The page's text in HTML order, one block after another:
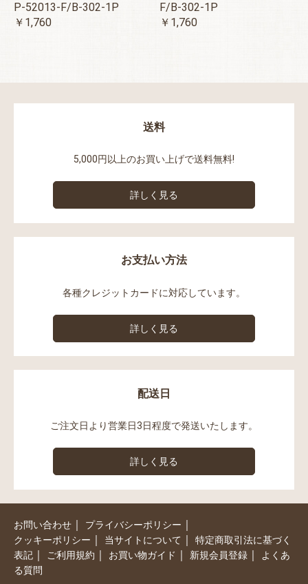
P-52013-F/B-302-1P
￥1,760
F/B-302-1P
￥1,760
送料
5,000円以上のお買い上げで送料無料!
詳しく見る
お支払い方法
各種クレジットカードに対応しています。
詳しく見る
配送日
ご注文日より営業日3日程度で発送いたします。
詳しく見る
お問い合わせ ｜ プライバシーポリシー ｜
クッキーポリシー ｜ 当サイトについて ｜ 特定商取引法に基づく
表記 ｜ ご利用規約 ｜ お買い物ガイド ｜ 新規会員登録 ｜
よくあ
る質問